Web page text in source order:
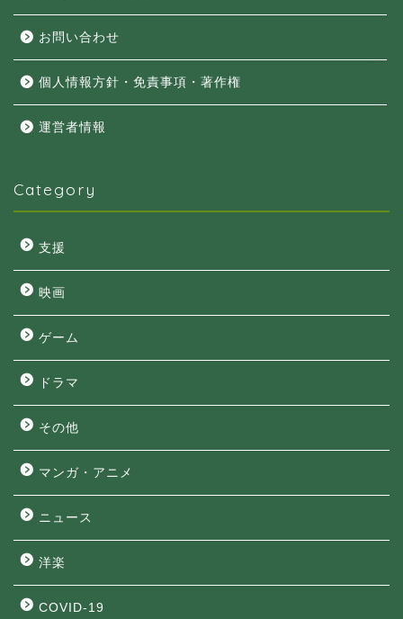
お問い合わせ
個人情報方針・免責事項・著作権
運営者情報
Category
支援
映画
ゲーム
ドラマ
その他
マンガ・アニメ
ニュース
洋楽
COVID-19